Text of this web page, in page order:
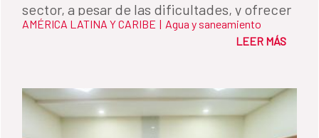
sector, a pesar de las dificultades, y ofrecer
el acompañamiento de la Cooperación
AMÉRICA LATINA Y CARIBE | Agua y saneamiento
LEER MÁS